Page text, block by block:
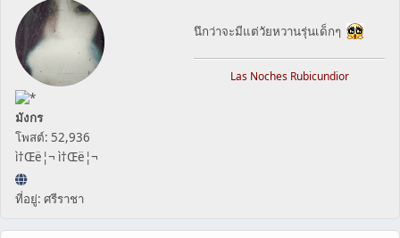
มังกร
โพสต์: 52,936
ì†Œë¦¬ ì†Œë¦¬
ที่อยู่: ศรีราชา
นึกว่าจะมีแต่วัยหวานรุ่นเด็กๆ
Las Noches Rubicundior